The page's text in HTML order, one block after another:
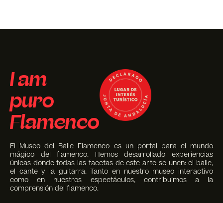
I am
puro
Flamenco
El Museo del Baile Flamenco es un portal para el mundo
mágico del flamenco. Hemos desarrollado experiencias
únicas donde todas las facetas de este arte se unen: el baile,
el cante y la guitarra. Tanto en nuestro museo interactivo
como en nuestros espectáculos, contribuimos a la
comprensión del flamenco.